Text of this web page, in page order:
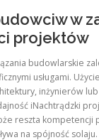
w
projektów
budowlarskie
usługami.
inżynierów
iNachtrądzki
reszta kompetencji
na spójność